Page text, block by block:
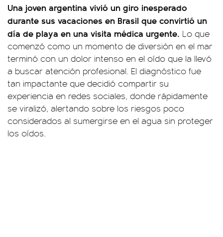
Una joven argentina vivió un giro inesperado
durante sus vacaciones en Brasil que convirtió un
día de playa en una visita médica urgente. Lo que
comenzó como un momento de diversión en el mar
terminó con un dolor intenso en el oído que la llevó
a buscar atención profesional. El diagnóstico fue
tan impactante que decidió compartir su
experiencia en redes sociales, donde rápidamente
se viralizó, alertando sobre los riesgos poco
considerados al sumergirse en el agua sin proteger
los oídos.